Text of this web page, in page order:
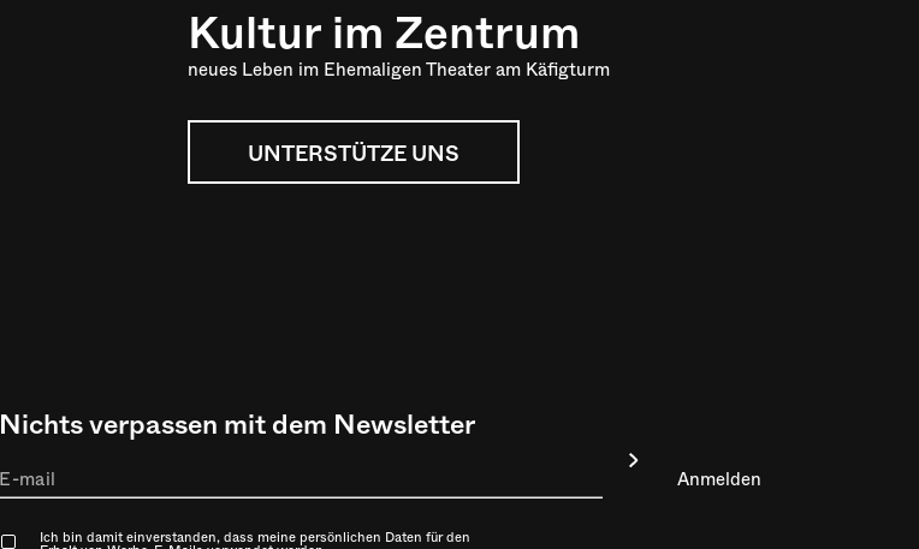
Kultur im Zentrum
neues Leben im Ehemaligen Theater am Käfigturm
UNTERSTÜTZE UNS
Nichts verpassen mit dem Newsletter
Ich bin damit einverstanden, dass meine persönlichen Daten für den